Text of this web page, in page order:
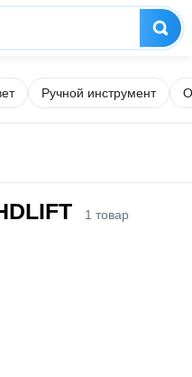
Ручной инструмент
1 товар